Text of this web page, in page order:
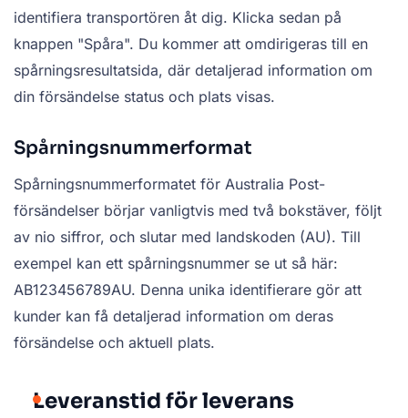
identifiera transportören åt dig. Klicka sedan på
knappen "Spåra". Du kommer att omdirigeras till en
spårningsresultatsida, där detaljerad information om
din försändelse status och plats visas.
Spårningsnummerformat
Spårningsnummerformatet för Australia Post-
försändelser börjar vanligtvis med två bokstäver, följt
av nio siffror, och slutar med landskoden (AU). Till
exempel kan ett spårningsnummer se ut så här:
AB123456789AU. Denna unika identifierare gör att
kunder kan få detaljerad information om deras
försändelse och aktuell plats.
Leveranstid för leverans